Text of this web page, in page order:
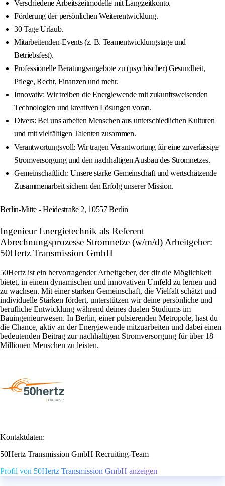
Verschiedene Arbeitszeitmodelle mit Langzeitkonto.
Förderung der persönlichen Weiterentwicklung.
30 Tage Urlaub.
Mitarbeitenden-Events (z. B. Teamentwicklungstage und
Betriebsfest).
Professionelle Beratungsangebote zu (psychischer) Gesundheit,
Pflege, Recht, Finanzen und mehr.
Innovativ: Wir treiben die Energiewende mit zukunftsweisenden
Technologien und kreativen Lösungen voran.
Divers: Bei uns arbeiten Menschen aus unterschiedlichen Kulturen
und mit vielfältigen Talenten zusammen.
Verantwortungsvoll: Wir tragen Verantwortung für eine zuverlässige
Stromversorgung und den nachhaltigen Ausbau des Stromnetzes.
Gemeinschaftlich: Unsere starke Gemeinschaft und wertschätzende
Zusammenarbeit sichern den Erfolg unserer Mission.
Berlin-Mitte - Heidestraße 2, 10557 Berlin
Ingenieur Energietechnik als Referent
Abrechnungsprozesse Stromnetze (w/m/d) Arbeitgeber:
50Hertz Transmission GmbH
50Hertz ist ein hervorragender Arbeitgeber, der dir die Möglichkeit
bietet, in einem dynamischen und innovativen Umfeld zu lernen und
zu wachsen. Mit einer starken Gemeinschaft, die Vielfalt schätzt und
individuelle Stärken fördert, unterstützen wir deine persönliche und
berufliche Entwicklung während deines dualen Studiums im
Bauingenieurwesen. In Berlin, einer pulsierenden Metropole, hast du
die Chance, aktiv an der Energiewende mitzuarbeiten und dabei einen
bedeutenden Beitrag zur nachhaltigen Stromversorgung für über 18
Millionen Menschen zu leisten.
Kontaktdaten:
50Hertz Transmission GmbH Recruiting-Team
Profil von 50Hertz Transmission GmbH anzeigen